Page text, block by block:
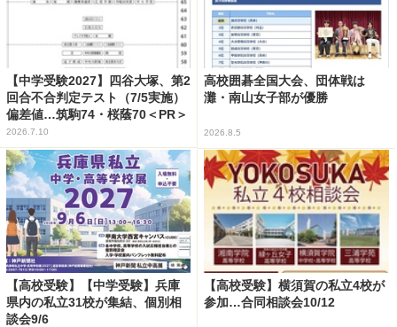
【中学受験2027】四谷大塚、第2
回合不合判定テスト（7/5実施）
偏差値…筑駒74・桜蔭70＜PR＞
2026.7.10
高校囲碁全国大会、団体戦は
灘・南山女子部が優勝
2026.8.5
【高校受験】【中学受験】兵庫
県内の私立31校が集結、個別相
談会9/6
【高校受験】横須賀の私立4校が
参加…合同相談会10/12